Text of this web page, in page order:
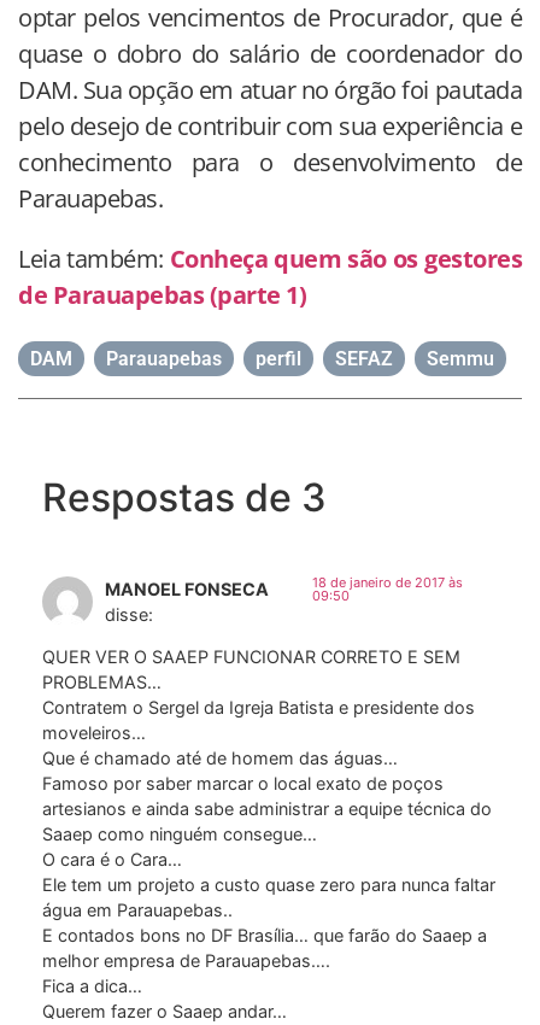
optar pelos vencimentos de Procurador, que é
quase o dobro do salário de coordenador do
DAM. Sua opção em atuar no órgão foi pautada
pelo desejo de contribuir com sua experiência e
conhecimento para o desenvolvimento de
Parauapebas.
Leia também: Conheça quem são os gestores
de Parauapebas (parte 1)
DAM Parauapebas perfil SEFAZ Semmu
Respostas de 3
MANOEL FONSECA
disse:
18 de janeiro de 2017 às
09:50
QUER VER O SAAEP FUNCIONAR CORRETO E SEM
PROBLEMAS…
Contratem o Sergel da Igreja Batista e presidente dos
moveleiros…
Que é chamado até de homem das águas…
Famoso por saber marcar o local exato de poços
artesianos e ainda sabe administrar a equipe técnica do
Saaep como ninguém consegue…
O cara é o Cara…
Ele tem um projeto a custo quase zero para nunca faltar
água em Parauapebas..
E contados bons no DF Brasília… que farão do Saaep a
melhor empresa de Parauapebas….
Fica a dica…
Querem fazer o Saaep andar…